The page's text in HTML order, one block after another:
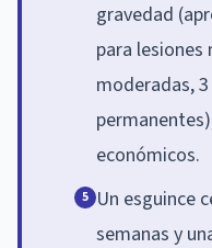
gravedad
para lesiones
moderadas,
económicos.
5 Un esguince
semanas y